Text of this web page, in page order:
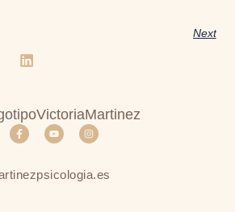
Next